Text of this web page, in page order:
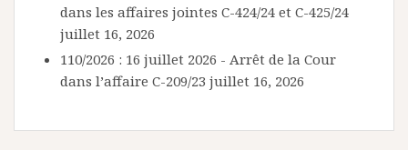
dans les affaires jointes C-424/24 et C-425/24
juillet 16, 2026
110/2026 : 16 juillet 2026 - Arrêt de la Cour
dans l’affaire C-209/23 juillet 16, 2026